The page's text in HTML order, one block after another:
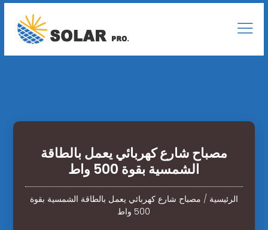
مصباح شارع كهربائي يعمل بالطاقة
الشمسية بقوة 500 واط
الرئيسية / مصباح شارع كهربائي يعمل بالطاقة الشمسية بقوة
500 واط